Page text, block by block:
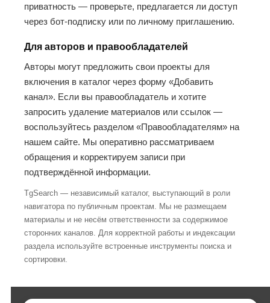
приватность — проверьте, предлагается ли доступ
через бот-подписку или по личному приглашению.
Для авторов и правообладателей
Авторы могут предложить свои проекты для
включения в каталог через форму «Добавить
канал». Если вы правообладатель и хотите
запросить удаление материалов или ссылок —
воспользуйтесь разделом «Правообладателям» на
нашем сайте. Мы оперативно рассматриваем
обращения и корректируем записи при
подтверждённой информации.
TgSearch — независимый каталог, выступающий в роли
навигатора по публичным проектам. Мы не размещаем
материалы и не несём ответственности за содержимое
сторонних каналов. Для корректной работы и индексации
раздела используйте встроенные инструменты поиска и
сортировки.